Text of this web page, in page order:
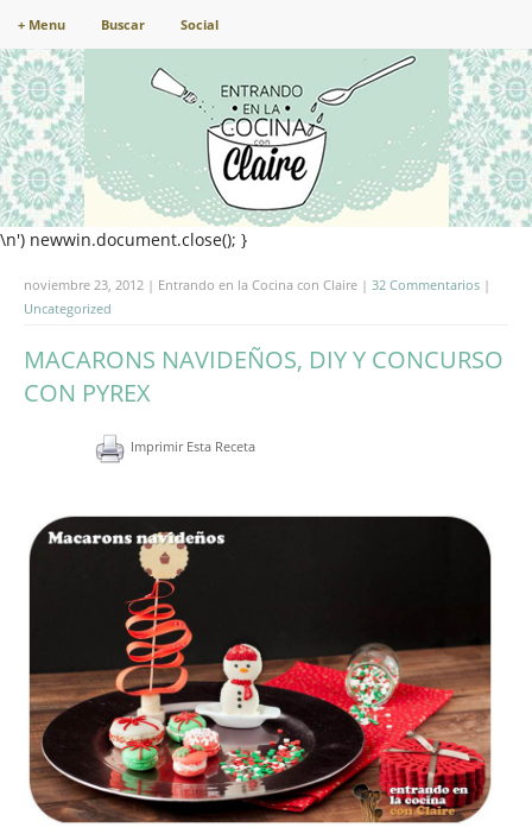
+ Menu Buscar Social
\n') newwin.document.close(); }
noviembre 23, 2012 | Entrando en la Cocina con Claire | 32 Commentarios |
Uncategorized
MACARONS NAVIDEÑOS, DIY Y CONCURSO
CON PYREX
Imprimir Esta Receta